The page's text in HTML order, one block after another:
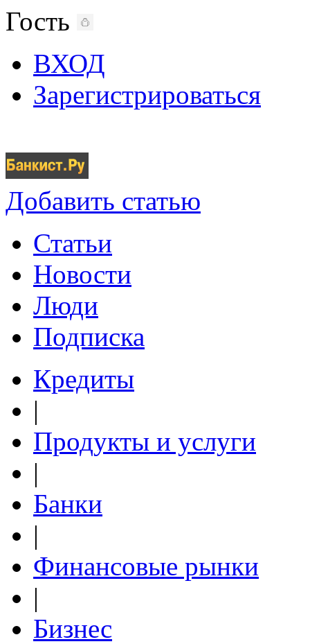
Гость
ВХОД
Зарегистрироваться
Добавить статью
Статьи
Новости
Люди
Подписка
Кредиты
|
Продукты и услуги
|
Банки
|
Финансовые рынки
|
Бизнес